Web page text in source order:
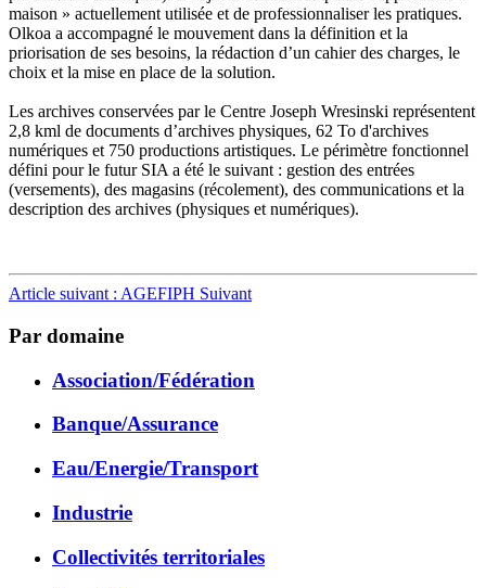
maison » actuellement utilisée et de professionnaliser les pratiques.
Olkoa a accompagné le mouvement dans la définition et la
priorisation de ses besoins, la rédaction d’un cahier des charges, le
choix et la mise en place de la solution.
Les archives conservées par le Centre Joseph Wresinski représentent
2,8 kml de documents d’archives physiques, 62 To d'archives
numériques et 750 productions artistiques. Le périmètre fonctionnel
défini pour le futur SIA a été le suivant : gestion des entrées
(versements), des magasins (récolement), des communications et la
description des archives (physiques et numériques).
Article suivant : AGEFIPH Suivant
Par domaine
Association/Fédération
Banque/Assurance
Eau/Energie/Transport
Industrie
Collectivités territoriales